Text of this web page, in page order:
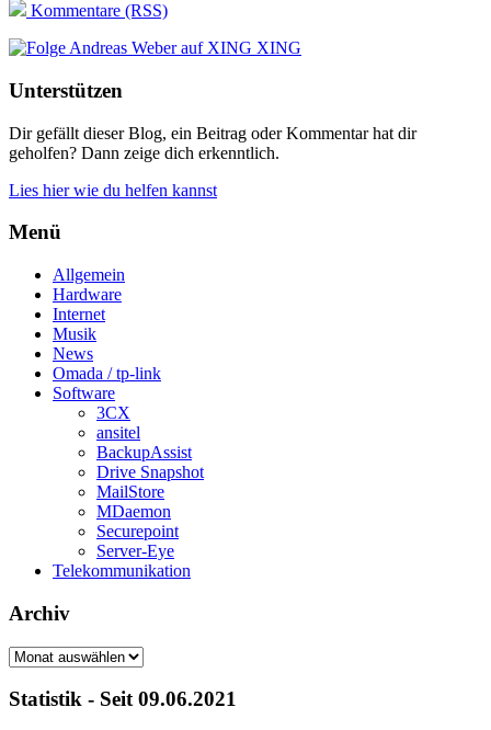
Kommentare (RSS)
XING
Unterstützen
Dir gefällt dieser Blog, ein Beitrag oder Kommentar hat dir
geholfen? Dann zeige dich erkenntlich.
Lies hier wie du helfen kannst
Menü
Allgemein
Hardware
Internet
Musik
News
Omada / tp-link
Software
3CX
ansitel
BackupAssist
Drive Snapshot
MailStore
MDaemon
Securepoint
Server-Eye
Telekommunikation
Archiv
Archiv
Statistik - Seit 09.06.2021